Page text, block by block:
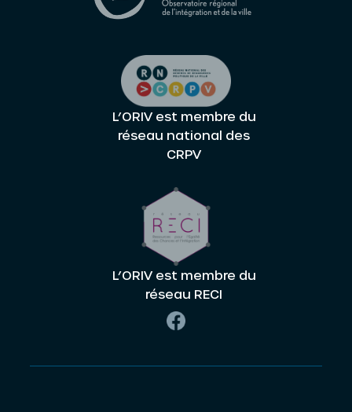
L’ORIV est membre du
réseau national des
CRPV
L’ORIV est membre du
réseau RECI